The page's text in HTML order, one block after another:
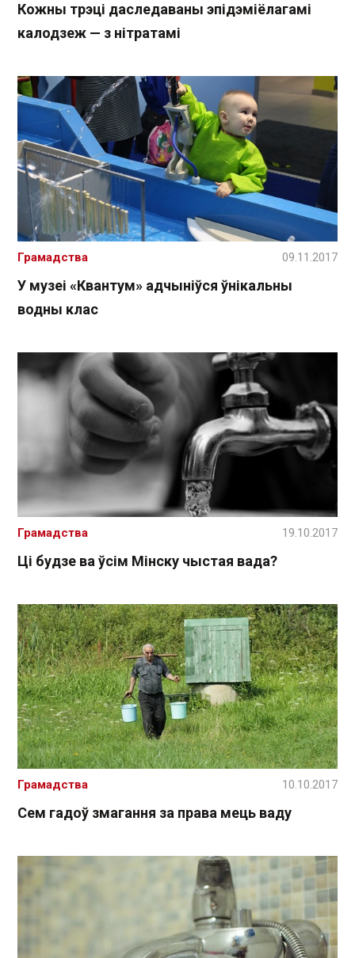
Кожны трэці даследаваны эпідэміёлагамі
калодзеж — з нітратамі
У музеі «Квантум» адчыніўся ўнікальны
водны клас
Грамадства 09.11.2017
Ці будзе ва ўсім Мінску чыстая вада?
Грамадства 19.10.2017
Сем гадоў змагання за права мець ваду
Грамадства 10.10.2017